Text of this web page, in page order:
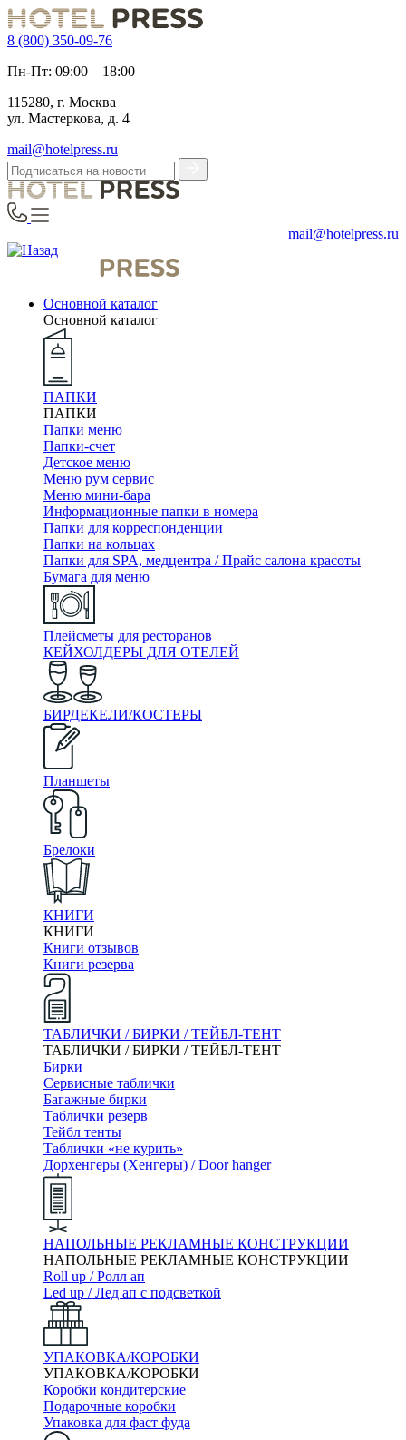
8 (800) 350-09-76
Пн-Пт: 09:00 – 18:00
115280, г. Москва
ул. Мастеркова, д. 4
mail@hotelpress.ru
mail@hotelpress.ru
Основной каталог
Основной каталог
ПАПКИ
ПАПКИ
Папки меню
Папки-счет
Детское меню
Меню рум сервис
Меню мини-бара
Информационные папки в номера
Папки для корреспонденции
Папки на кольцах
Папки для SPA, медцентра / Прайс салона красоты
Бумага для меню
Плейсметы для ресторанов
КЕЙХОЛДЕРЫ ДЛЯ ОТЕЛЕЙ
БИРДЕКЕЛИ/КОСТЕРЫ
Планшеты
Брелоки
КНИГИ
КНИГИ
Книги отзывов
Книги резерва
ТАБЛИЧКИ / БИРКИ / ТЕЙБЛ-ТЕНТ
ТАБЛИЧКИ / БИРКИ / ТЕЙБЛ-ТЕНТ
Бирки
Сервисные таблички
Багажные бирки
Таблички резерв
Тейбл тенты
Таблички «не курить»
Дорхенгеры (Хенгеры) / Door hanger
НАПОЛЬНЫЕ РЕКЛАМНЫЕ КОНСТРУКЦИИ
НАПОЛЬНЫЕ РЕКЛАМНЫЕ КОНСТРУКЦИИ
Roll up / Ролл ап
Led up / Лед ап с подсветкой
УПАКОВКА/КОРОБКИ
УПАКОВКА/КОРОБКИ
Коробки кондитерские
Подарочные коробки
Упаковка для фаст фуда